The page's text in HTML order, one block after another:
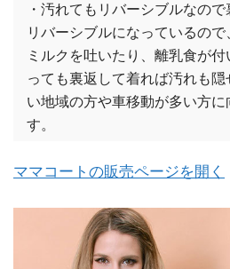
・汚れてもリバーシブルなの
リバーシブルになっているの
ミルクを吐いたり、離乳食が
っても裏返して着れば汚れも
い地域の方や車移動が多い方
す。
ママコートの販売ページを開く